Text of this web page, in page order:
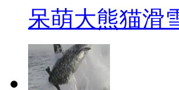
呆萌大熊猫滑